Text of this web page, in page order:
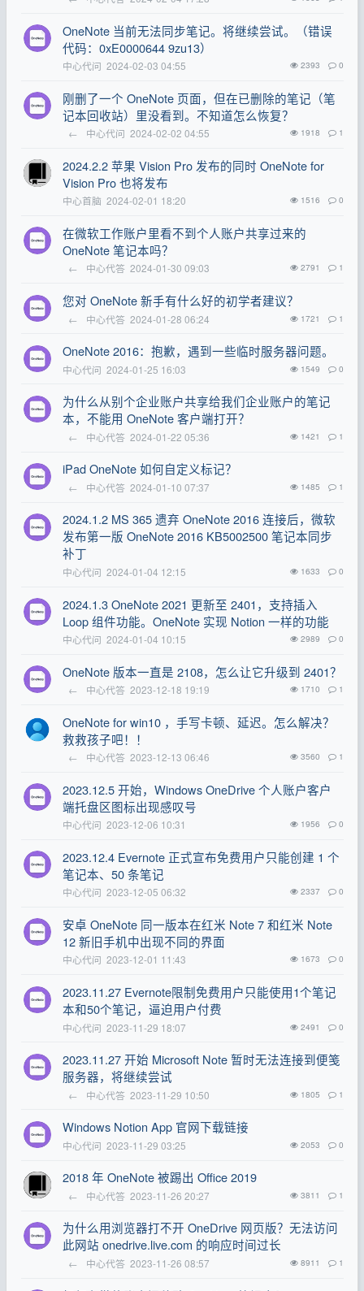
OneNote 当前无法同步笔记。将继续尝试。（错误
代码：0xE0000644 9zu13）
中心代问 2024-02-03 04:55 2393 0
刚删了一个 OneNote 页面，但在已删除的笔记（笔
记本回收站）里没看到。不知道怎么恢复？
← 中心代问 2024-02-02 04:55 1918 1
2024.2.2 苹果 Vision Pro 发布的同时 OneNote for
Vision Pro 也将发布
中心首脑 2024-02-01 18:20 1516 0
在微软工作账户里看不到个人账户共享过来的
OneNote 笔记本吗？
← 中心代答 2024-01-30 09:03 2791 1
您对 OneNote 新手有什么好的初学者建议？
← 中心代答 2024-01-28 06:24 1721 1
OneNote 2016：抱歉，遇到一些临时服务器问题。
中心代问 2024-01-25 16:03 1549 0
为什么从别个企业账户共享给我们企业账户的笔记
本，不能用 OneNote 客户端打开？
← 中心代答 2024-01-22 05:36 1421 1
iPad OneNote 如何自定义标记？
← 中心代答 2024-01-10 07:37 1485 1
2024.1.2 MS 365 遗弃 OneNote 2016 连接后，微软
发布第一版 OneNote 2016 KB5002500 笔记本同步
补丁
中心代问 2024-01-04 12:15 1633 0
2024.1.3 OneNote 2021 更新至 2401，支持插入
Loop 组件功能。OneNote 实现 Notion 一样的功能
中心代问 2024-01-04 10:15 2989 0
OneNote 版本一直是 2108，怎么让它升级到 2401？
← 中心代答 2023-12-18 19:19 1710 1
OneNote for win10 ，手写卡顿、延迟。怎么解决？
救救孩子吧！！
← 中心代答 2023-12-13 06:46 3560 1
2023.12.5 开始，Windows OneDrive 个人账户客户
端托盘区图标出现感叹号
中心代问 2023-12-06 10:31 1956 0
2023.12.4 Evernote 正式宣布免费用户只能创建 1 个
笔记本、50 条笔记
中心代问 2023-12-05 06:32 2337 0
安卓 OneNote 同一版本在红米 Note 7 和红米 Note
12 新旧手机中出现不同的界面
中心代问 2023-12-01 11:43 1673 0
2023.11.27 Evernote限制免费用户只能使用1个笔记
本和50个笔记，逼迫用户付费
中心代问 2023-11-29 18:07 2491 0
2023.11.27 开始 Microsoft Note 暂时无法连接到便笺
服务器，将继续尝试
← 中心代答 2023-11-29 10:50 1805 1
Windows Notion App 官网下载链接
中心代问 2023-11-29 03:25 2053 0
2018 年 OneNote 被踢出 Office 2019
← 中心代答 2023-11-26 20:27 3811 1
为什么用浏览器打不开 OneDrive 网页版？无法访问
此网站 onedrive.live.com 的响应时间过长
← 中心代答 2023-11-26 08:57 8911 1